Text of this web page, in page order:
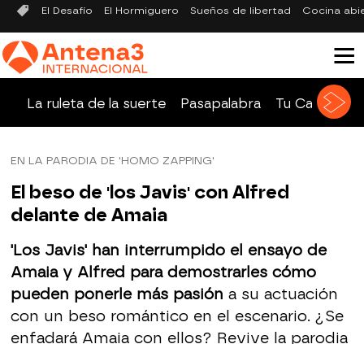
El Desafío El Hormiguero Sueños de libertad Cocina
La ruleta de la suerte Pasapalabra Tu Cara Me
EN LA PARODIA DE 'HOMO ZAPPING'
El beso de 'los Javis' con Alfred
delante de Amaia
'Los Javis' han interrumpido el ensayo de
Amaia y Alfred para demostrarles cómo
pueden ponerle más pasión a su actuación
con un beso romántico en el escenario. ¿Se
enfadará Amaia con ellos? Revive la parodia